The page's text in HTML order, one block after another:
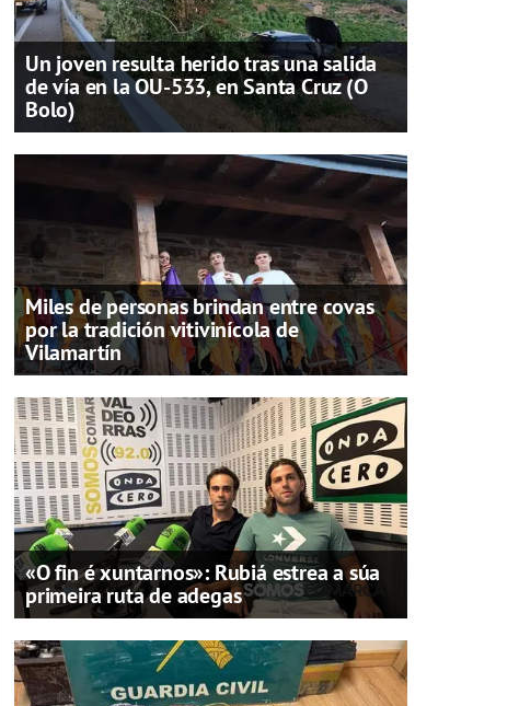
Un joven resulta herido tras una salida
de vía en la OU-533, en Santa Cruz (O
Bolo)
Miles de personas brindan entre covas
por la tradición vitivinícola de
Vilamartín
«O fin é xuntarnos»: Rubiá estrea a súa
primeira ruta de adegas